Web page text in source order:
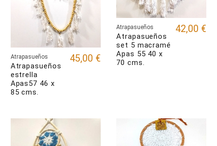
Atrapasueños
Atrapasueños
estrella
Apas57 46 x
85 cms.
45,00 €
Atrapasueños
Atrapasueños
set 5 macramé
Apas 55 40 x
70 cms.
42,00 €